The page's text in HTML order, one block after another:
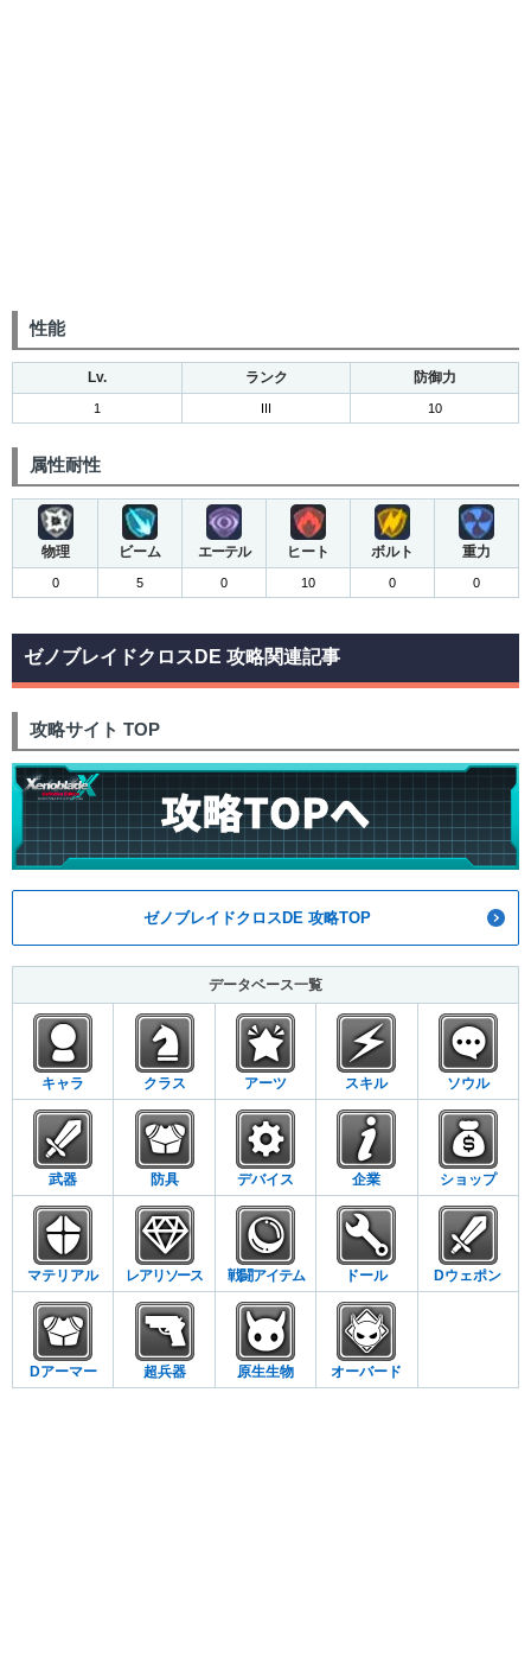
性能
Lv. ランク 防御力
1 10
属性耐性
物理 ビーム エーテル ヒート ボルト 重力
0 5 0 10 0 0
ゼノブレイドクロスDE 攻略関連記事
攻略サイト TOP
ゼノブレイドクロスDE 攻略TOP
データベース一覧
キャラ クラス アーツ スキル ソウル
武器 防具 デバイス 企業 ショップ
マテリアル レアリソース 戦闘アイテム ドール Dウェポン
Dアーマー 超兵器 原生生物 オーバード